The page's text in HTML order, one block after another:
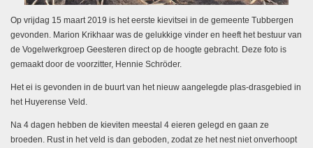
Op vrijdag 15 maart 2019 is het eerste kievitsei in de gemeente Tubbergen
gevonden. Marion Krikhaar was de gelukkige vinder en heeft het bestuur van
de Vogelwerkgroep Geesteren direct op de hoogte gebracht. Deze foto is
gemaakt door de voorzitter, Hennie Schröder.
Het ei is gevonden in de buurt van het nieuw aangelegde plas-drasgebied in
het Huyerense Veld.
Na 4 dagen hebben de kieviten meestal 4 eieren gelegd en gaan ze
broeden. Rust in het veld is dan geboden, zodat ze het nest niet onverhoopt